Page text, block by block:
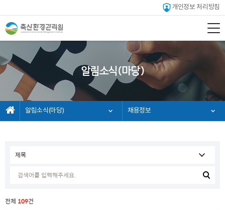
개인정보 처리방침
알림소식(마당)
알림소식(마당) 채용정보
전체 109건